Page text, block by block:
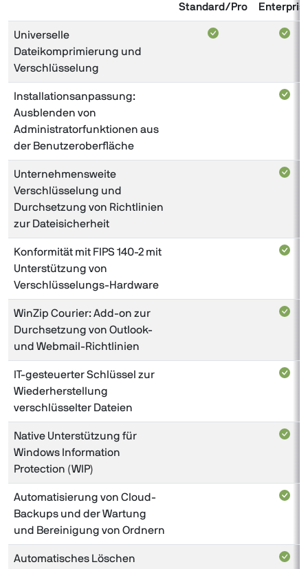
Standard/Pro
Universelle
Dateikomprimierung und
Verschlüsselung
Installationsanpassung:
Ausblenden von
Administratorfunktionen aus
der Benutzeroberfläche
Unternehmensweite
Verschlüsselung und
Durchsetzung von Richtlinien
zur Dateisicherheit
Konformität mit FIPS 140-2 mit
Unterstützung von
Verschlüsselungs-Hardware
WinZip Courier: Add-on zur
Durchsetzung von Outlook-
und Webmail-Richtlinien
IT-gesteuerter Schlüssel zur
Wiederherstellung
verschlüsselter Dateien
Native Unterstützung für
Windows Information
Protection (WIP)
Automatisierung von Cloud-
Backups und der Wartung
und Bereinigung von Ordnern
Automatisches Löschen